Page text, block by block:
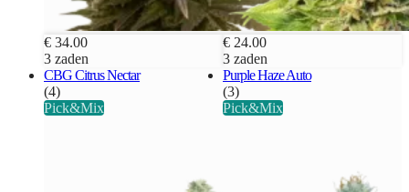
€ 34.00
3 zaden
€ 24.00
3 zaden
CBG Citrus Nectar
(4)
Pick&Mix
Purple Haze Auto
(3)
Pick&Mix